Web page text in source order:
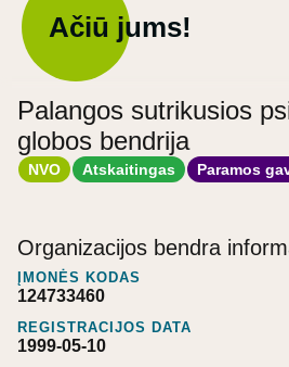
Ačiū jums!
Palangos sutrikusios
globos bendrija
NVO Atskaitingas Paramos
Organizacijos bendra
ĮMONĖS KODAS
124733460
REGISTRACIJOS DATA
1999-05-10